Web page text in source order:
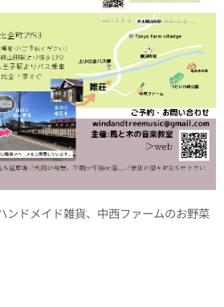
ンドメイド雑貨、中西ファームのお野菜